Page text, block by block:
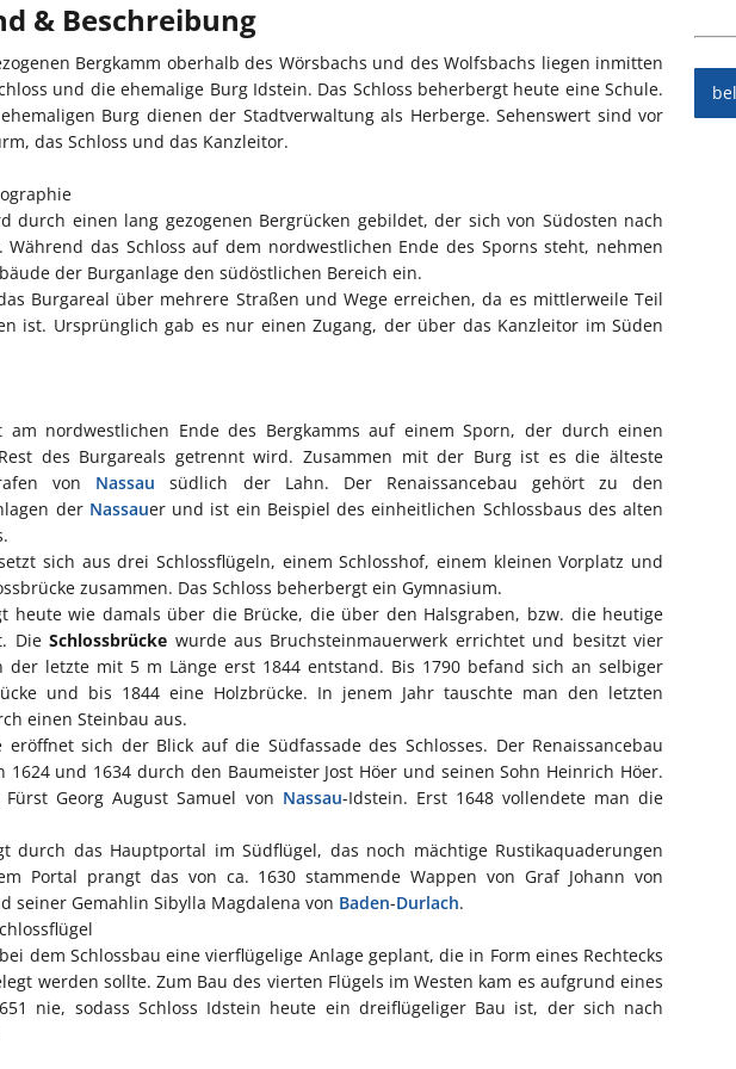
& Beschreibung
Bergkamm oberhalb des Wörsbachs und des Wolfsbachs liegen inmitten
und die ehemalige Burg Idstein. Das Schloss beherbergt heute eine Schule.
Burg dienen der Stadtverwaltung als Herberge. Sehenswert sind vor
das Schloss und das Kanzleitor.
durch einen lang gezogenen Bergrücken gebildet, der sich von Südosten nach
Während das Schloss auf dem nordwestlichen Ende des Sporns steht, nehmen
der Burganlage den südöstlichen Bereich ein.
Burgareal über mehrere Straßen und Wege erreichen, da es mittlerweile Teil
ist. Ursprünglich gab es nur einen Zugang, der über das Kanzleitor im Süden
am nordwestlichen Ende des Bergkamms auf einem Sporn, der durch einen
des Burgareals getrennt wird. Zusammen mit der Burg ist es die älteste
von Nassau südlich der Lahn. Der Renaissancebau gehört zu den
der Nassauer und ist ein Beispiel des einheitlichen Schlossbaus des alten
sich aus drei Schlossflügeln, einem Schlosshof, einem kleinen Vorplatz und
zusammen. Das Schloss beherbergt ein Gymnasium.
heute wie damals über die Brücke, die über den Halsgraben, bzw. die heutige
DieSchlossbrücke wurde aus Bruchsteinmauerwerk errichtet und besitzt vier
der letzte mit 5 m Länge erst 1844 entstand. Bis 1790 befand sich an selbiger
und bis 1844 eine Holzbrücke. In jenem Jahr tauschte man den letzten
einen Steinbau aus.
sich der Blick auf die Südfassade des Schlosses. Der Renaissancebau
1624 und 1634 durch den Baumeister Jost Höer und seinen Sohn Heinrich Höer.
Georg August Samuel von Nassau-Idstein. Erst 1648 vollendete man die
durch das Hauptportal im Südflügel, das noch mächtige Rustikaquaderungen
Portal prangt das von ca. 1630 stammende Wappen von Graf Johann von
seiner Gemahlin Sibylla Magdalena von Baden-Durlach.
dem Schlossbau eine vierflügelige Anlage geplant, die in Form eines Rechtecks
werden sollte. Zum Bau des vierten Flügels im Westen kam es aufgrund eines
nie, sodass Schloss Idstein heute ein dreiflügeliger Bau ist, der sich nach